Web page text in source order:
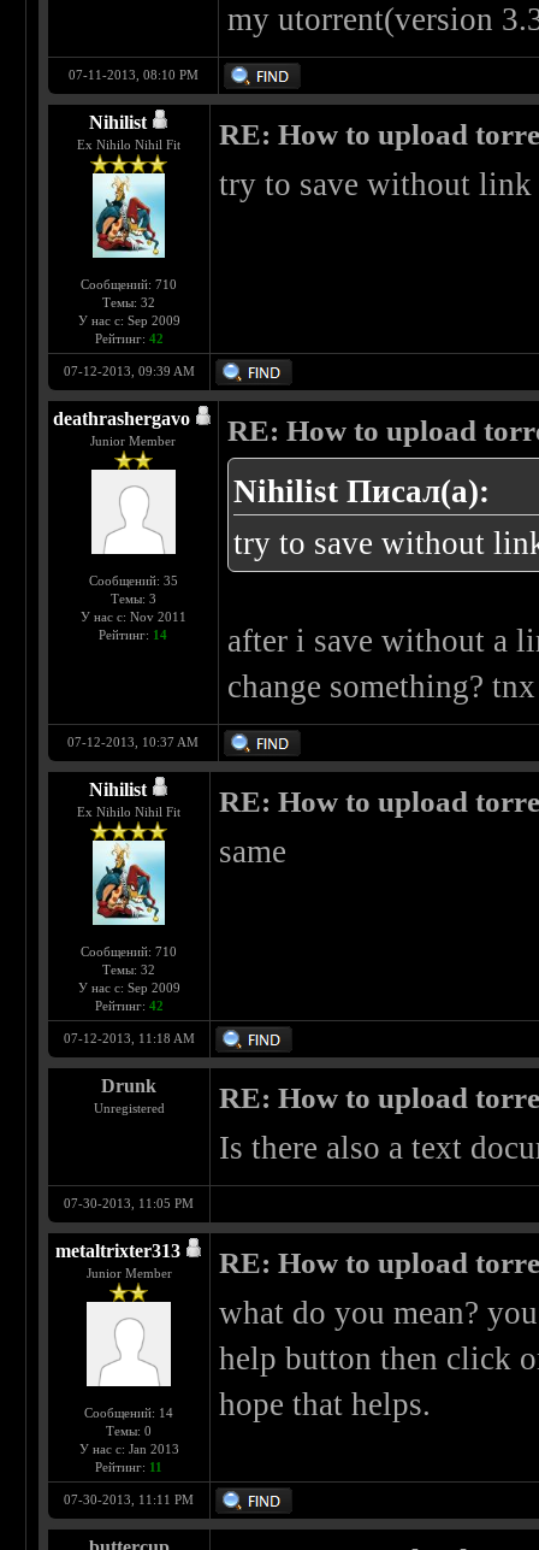
my utorrent(version
07-11-2013, 08:10 PM
Nihilist
Ex Nihilo Nihil Fit
Сообщений: 710
Темы: 32
У нас с: Sep 2009
Рейтинг: 42
RE: How to upload
try to save without
07-12-2013, 09:39 AM
deathrashergavo
Junior Member
Сообщений: 35
Темы: 3
У нас с: Nov 2011
Рейтинг: 14
RE: How to upload
Nihilist Писал(а):
try to save without
after i save without a
change something?
07-12-2013, 10:37 AM
Nihilist
Ex Nihilo Nihil Fit
Сообщений: 710
Темы: 32
У нас с: Sep 2009
Рейтинг: 42
RE: How to upload
same
07-12-2013, 11:18 AM
Drunk
Unregistered RE: How to upload
Is there also a text
07-30-2013, 11:05 PM
metaltrixter313
Junior Member
Сообщений: 14
Темы: 0
У нас с: Jan 2013
Рейтинг: 11
RE: How to upload
what do you mean?
help button then click
hope that helps.
07-30-2013, 11:11 PM